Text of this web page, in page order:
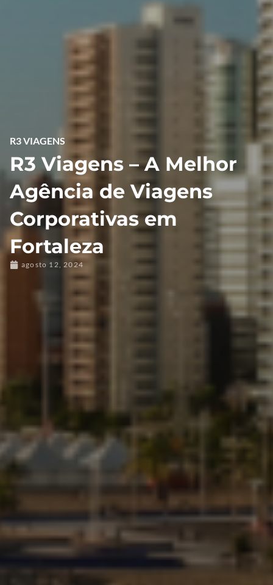
R3 VIAGENS
R3 Viagens – A Melhor
Agência de Viagens
Corporativas em
Fortaleza
agosto 12, 2024